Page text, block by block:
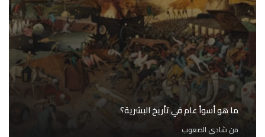
ما هو أسوأ عام في تأريخ البشرية؟
من شادي الصعوب